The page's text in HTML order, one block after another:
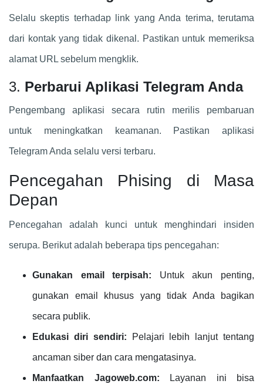
Selalu skeptis terhadap link yang Anda terima, terutama
dari kontak yang tidak dikenal. Pastikan untuk memeriksa
alamat URL sebelum mengklik.
3. Perbarui Aplikasi Telegram Anda
Pengembang aplikasi secara rutin merilis pembaruan
untuk meningkatkan keamanan. Pastikan aplikasi
Telegram Anda selalu versi terbaru.
Pencegahan Phising di Masa
Depan
Pencegahan adalah kunci untuk menghindari insiden
serupa. Berikut adalah beberapa tips pencegahan:
Gunakan email terpisah: Untuk akun penting,
gunakan email khusus yang tidak Anda bagikan
secara publik.
Edukasi diri sendiri: Pelajari lebih lanjut tentang
ancaman siber dan cara mengatasinya.
Manfaatkan Jagoweb.com: Layanan ini bisa